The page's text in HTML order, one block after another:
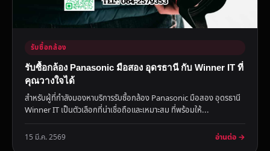
รับซื้อกล้อง
รับซื้อกล้อง Panasonic มือสอง อุดรธานี กับ Winner IT ที่
คุณวางใจได้
สำหรับผู้ที่กำลังมองหาบริการรับซื้อกล้อง Panasonic มือสอง อุดรธานี
Winner IT เป็นตัวเลือกที่น่าเชื่อถือและเหมาะสม ที่พร้อมให้...
15 มี.ค. 2569 อ่านต่อ →